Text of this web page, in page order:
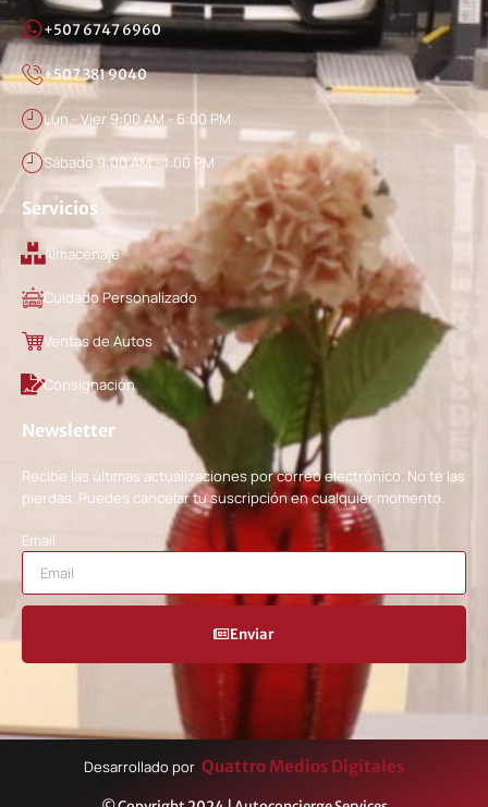
+507 6747 6960
+507 381 9040
Lun - Vier 9:00 AM - 6:00 PM
Sábado 9:00 AM - 1:00 PM
Servicios
Almacenaje
Cuidado Personalizado
Ventas de Autos
Consignación
Newsletter
Recibe las últimas actualizaciones por correo electrónico. No te las
pierdas. Puedes cancelar tu suscripción en cualquier momento.
Email
Enviar
Desarrollado por Quattro Medios Digitales